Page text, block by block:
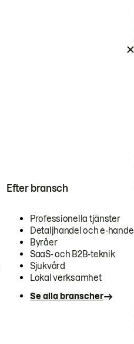
Efter bransch
Professionella tjänster
Detaljhandel och e-handel
Byråer
SaaS- och B2B-teknik
Sjukvård
Lokal verksamhet
Se alla branscher